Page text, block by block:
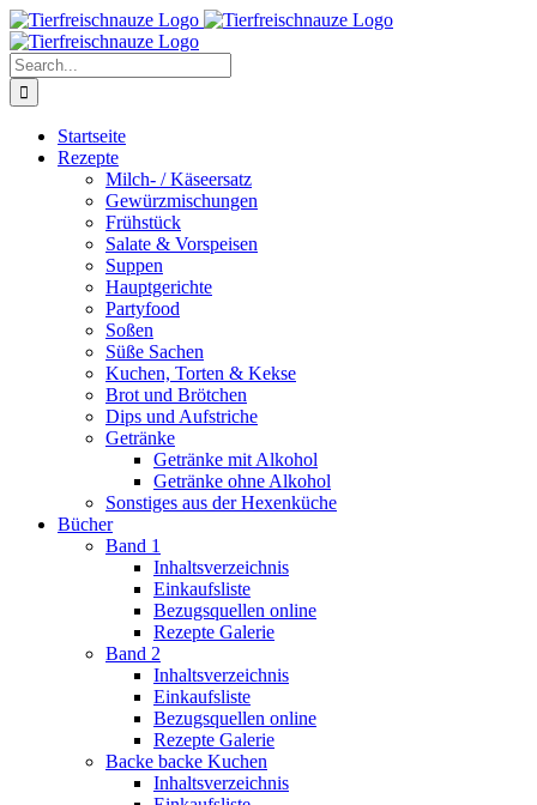
Skip
to
content
Facebook
YouTube
X
Pinterest
Instagram
Search
for:
Startseite
Rezepte
Milch- / Käseersatz
Gewürzmischungen
Frühstück
Salate & Vorspeisen
Suppen
Hauptgerichte
Partyfood
Soßen
Süße Sachen
Kuchen, Torten & Kekse
Brot und Brötchen
Dips und Aufstriche
Getränke
Getränke mit Alkohol
Getränke ohne Alkohol
Sonstiges aus der Hexenküche
Bücher
Band 1
Inhaltsverzeichnis
Einkaufsliste
Bezugsquellen online
Rezepte Galerie
Band 2
Inhaltsverzeichnis
Einkaufsliste
Bezugsquellen online
Rezepte Galerie
Backe backe Kuchen
Inhaltsverzeichnis